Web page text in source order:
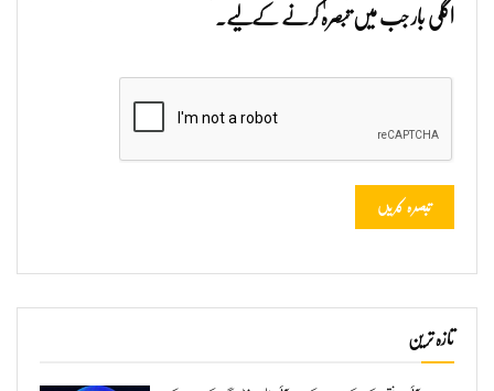
اگلی بار جب میں تبصرہ کرنے کےلیے۔
تازہ ترین